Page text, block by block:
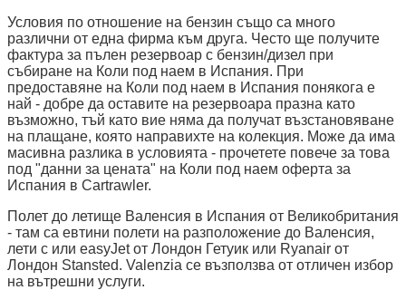
Условия по отношение на бензин също са много
различни от една фирма към друга. Често ще получите
фактура за пълен резервоар с бензин/дизел при
събиране на Коли под наем в Испания. При
предоставяне на Коли под наем в Испания понякога е
най - добре да оставите на резервоара празна като
възможно, тъй като вие няма да получат възстановяване
на плащане, която направихте на колекция. Може да има
масивна разлика в условията - прочетете повече за това
под "данни за цената" на Коли под наем оферта за
Испания в Cartrawler.
Полет до летище Валенсия в Испания от Великобритания
- там са евтини полети на разположение до Валенсия,
лети с или easyJet от Лондон Гетуик или Ryanair от
Лондон Stansted. Valenzia се възползва от отличен избор
на вътрешни услуги.